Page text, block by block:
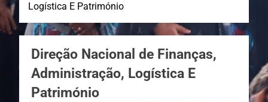
Logística E Património
Direção Nacional de Finanças,
Administração, Logística E
Património